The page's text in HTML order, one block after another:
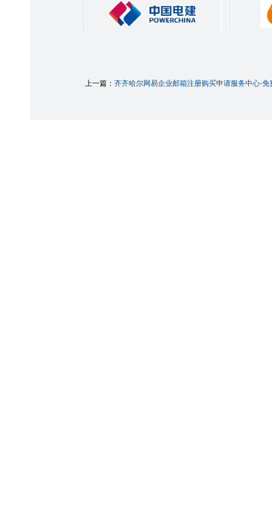
上一篇： 齐齐哈尔网易企业邮箱注册购买申请服务中心-免